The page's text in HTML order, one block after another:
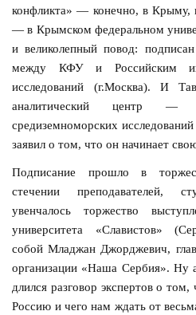
конфликта» — конечно, в Крыму,
— в Крымском федеральном
и великолепный повод:
между КФУ и Российским
исследований (г.Москва). И
аналитический центр —
средиземноморских
заявил о том, что он начинает
Подписание прошло в
стечении преподавателей,
увенчалось торжество
университета «Славистов»
собой Младжан Джорджевич,
организации «Наша Сербия». Ну
длился разговор экспертов о
Россию и чего нам ждать от